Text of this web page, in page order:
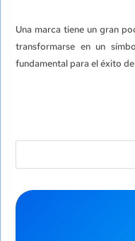
Una marca tiene un gran
transformarse en un
fundamental para el éxito